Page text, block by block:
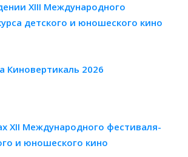
XIII Международного
детского и юношеского кино
Киновертикаль 2026
XII Международного фестиваля-
и юношеского кино